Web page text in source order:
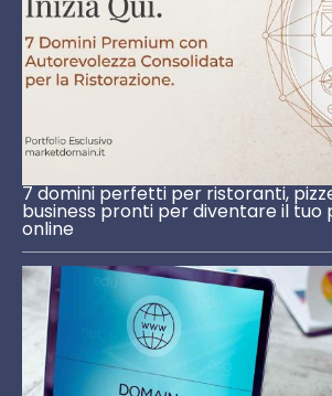
7 domini perfetti per ristoranti,
business pronti per diventare il tuo
online